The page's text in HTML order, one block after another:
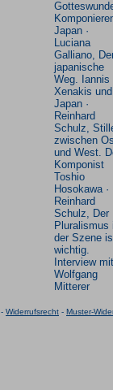
Japan ·
Luciana
Galliano,
japanische
Weg. Iannis
Xenakis und
Japan ·
Reinhard
Schulz,
zwischen
und West.
Komponist
Toshio
Hosokawa ·
Reinhard
Schulz, Der
Pluralismus
der Szene
wichtig.
Interview mit
Wolfgang
Mitterer
- Widerrufsrecht - Muster-